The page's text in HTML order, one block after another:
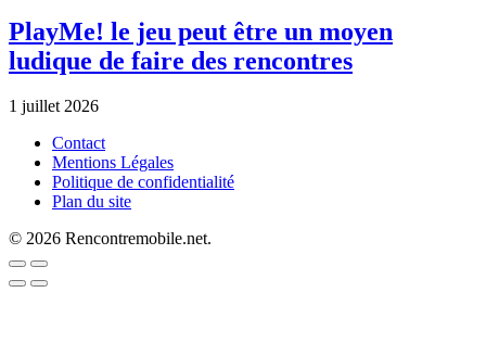
PlayMe! le jeu peut être un moyen
ludique de faire des rencontres
1 juillet 2026
Contact
Mentions Légales
Politique de confidentialité
Plan du site
© 2026 Rencontremobile.net.